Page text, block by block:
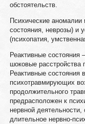
обстоятельств.
Психические
состояния, неврозы) и
(психопатия,
Реактивные
шоковые расстройства
Реактивные состояния
психотравмирующих
продолжительного
предрасположен к
нервной
длительное нервно-